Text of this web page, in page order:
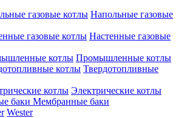
Напольные газовые
Настенные газовые
Промышленные котлы
Твердотопливные
Электрические котлы
Мембранные баки
Wester